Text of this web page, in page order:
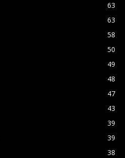
63
63
58
50
49
48
47
43
39
39
38